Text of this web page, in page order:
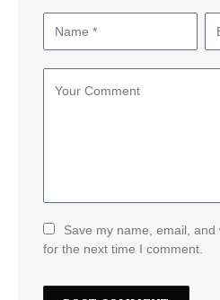
Save my name, email,
for the next time I comment.